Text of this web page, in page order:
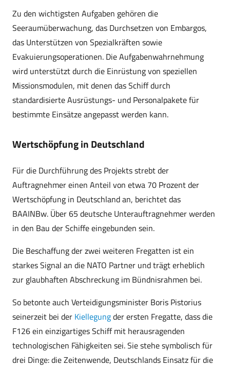
Zu den wichtigsten Aufgaben gehören die
Seeraumüberwachung, das Durchsetzen von Embargos,
das Unterstützen von Spezialkräften sowie
Evakuierungsoperationen. Die Aufgabenwahrnehmung
wird unterstützt durch die Einrüstung von speziellen
Missionsmodulen, mit denen das Schiff durch
standardisierte Ausrüstungs- und Personalpakete für
bestimmte Einsätze angepasst werden kann.
Wertschöpfung in Deutschland
Für die Durchführung des Projekts strebt der
Auftragnehmer einen Anteil von etwa 70 Prozent der
Wertschöpfung in Deutschland an, berichtet das
BAAINBw. Über 65 deutsche Unterauftragnehmer werden
in den Bau der Schiffe eingebunden sein.
Die Beschaffung der zwei weiteren Fregatten ist ein
starkes Signal an die NATO Partner und trägt erheblich
zur glaubhaften Abschreckung im Bündnisrahmen bei.
So betonte auch Verteidigungsminister Boris Pistorius
seinerzeit bei der Kiellegungder ersten Fregatte, dass die
F126 ein einzigartiges Schiff mit herausragenden
technologischen Fähigkeiten sei. Sie stehe symbolisch für
drei Dinge: die Zeitenwende, Deutschlands Einsatz für die